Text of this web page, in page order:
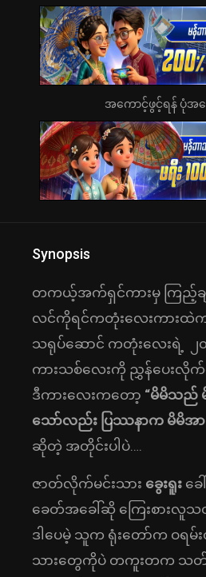
အကောင့်ဖွင့်ရန် ပုံအပ
Synopsis
တကယ့်အက်ရှင်ကားမှ ကြည့်ခ
လင်ကိုရင်ကတုံးလေးကားထဲ
သရုပ်ဆောင် ကတုံးလေးရဲ့ ၂
ကားသစ်လေးကို ညွှန်ပေးလို
ဒီကားလေးကတော့ “မိမိသည်
သော်လည်း ပြဿနာက မိမိအာ
ဆိုတဲ့ အတိုင်းပါပဲ….
ဇာတ်လိုက်မင်းသား ခွေးရူး ခေါ်
ခေတ်အခေါ်ဆို ကြေးစားလူသ
ဒါပေမဲ့ သူက ရုံးတော်က ဝရ
သားတွေကိုပဲ တကူးတက သတ်ပ